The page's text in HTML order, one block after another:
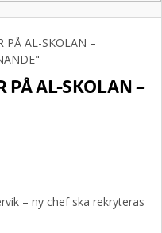
PÅ AL-SKOLAN –